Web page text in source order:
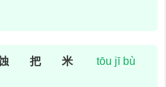
把 米
tōu jī bù